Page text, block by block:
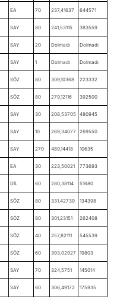
EA 70 237,41637 644571
SAY 80 241,53115 383559
SAY 20 Dolmadı Dolmadı
SAY 1 Dolmadı Dolmadı
SÖZ 80 309,10368 223332
SÖZ 80 279,12116 392500
SAY 30 208,53705 480945
SAY 10 269,34077 269550
SAY 270 489,14418 10635
EA 30 223,50021 773693
DİL 60 280,38114 51680
SÖZ 80 331,42739 134398
SÖZ 80 301,23151 262408
SÖZ 40 257,82111 545539
SÖZ 60 393,02927 19803
SAY 70 324,5751 145014
SAY 60 306,49172 175935